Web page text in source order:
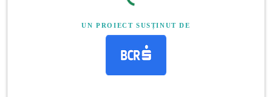
UN PROIECT SUSȚINUT DE